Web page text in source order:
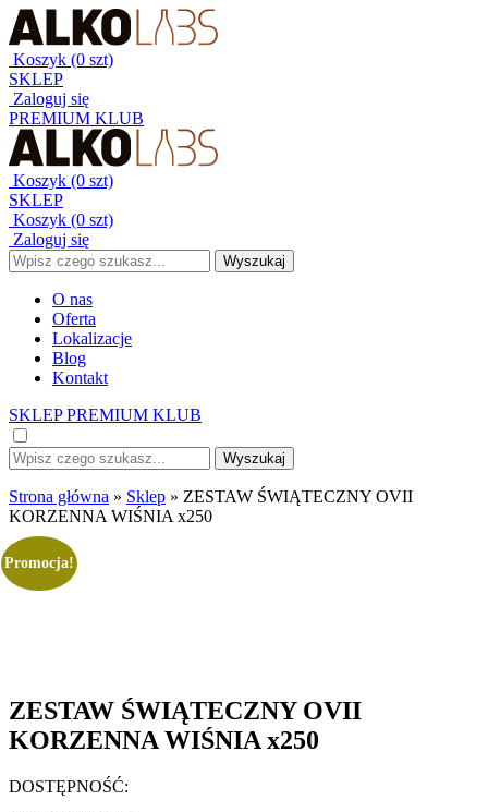
Koszyk (0 szt)
SKLEP
Zaloguj się
PREMIUM KLUB
Koszyk (0 szt)
SKLEP
Koszyk (0 szt)
Zaloguj się
O nas
Oferta
Lokalizacje
Blog
Kontakt
SKLEPPREMIUM KLUB
Strona główna » Sklep » ZESTAW ŚWIĄTECZNY OVII
KORZENNA WIŚNIA x250
Promocja!
ZESTAW ŚWIĄTECZNY OVII
KORZENNA WIŚNIA x250
DOSTĘPNOŚĆ: